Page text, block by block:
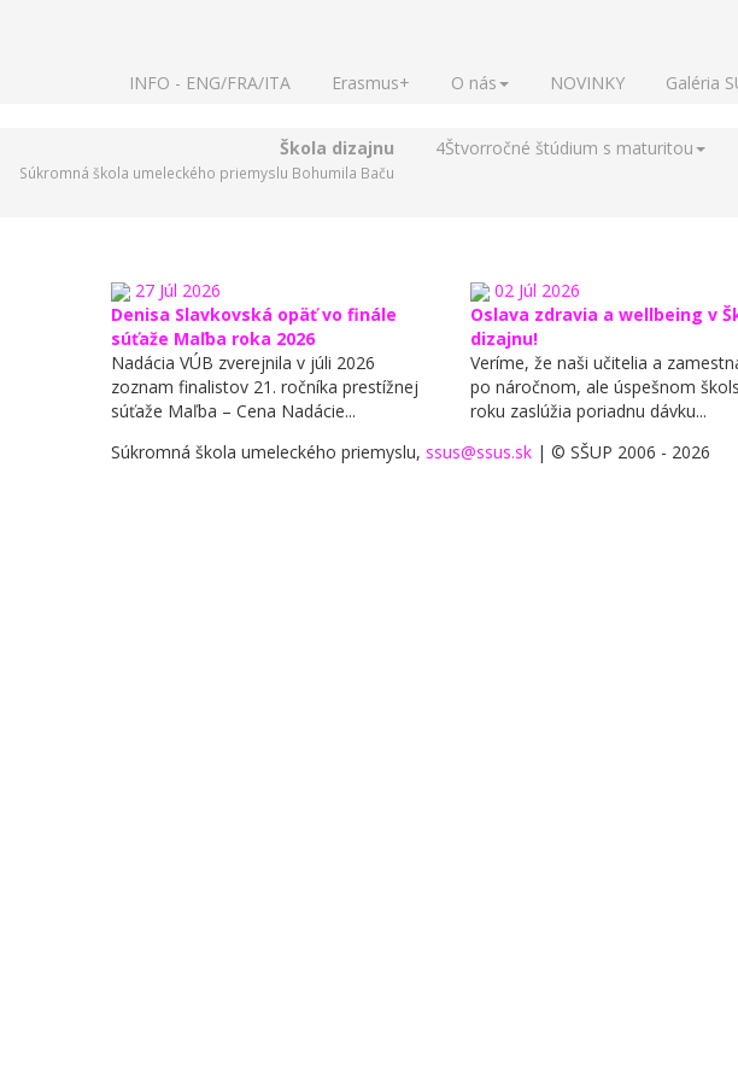
INFO - ENG/FRA/ITA Erasmus+ O nás NOVINKY Galéria
Škola dizajnu
Súkromná škola umeleckého priemyslu Bohumila Baču
4Štvorročné štúdium s maturitou
27 Júl 2026
Denisa Slavkovská opäť vo finále
súťaže Maľba roka 2026
​Nadácia VÚB zverejnila v júli 2026
zoznam finalistov 21. ročníka prestížnej
súťaže Maľba – Cena Nadácie...
02 Júl 2026
Oslava zdravia a wellbeing v
dizajnu!
​Veríme, že naši učitelia a
po náročnom, ale úspešnom
roku zaslúžia poriadnu dávku...
Súkromná škola umeleckého priemyslu, ssus@ssus.sk | © SŠUP 2006 - 2026